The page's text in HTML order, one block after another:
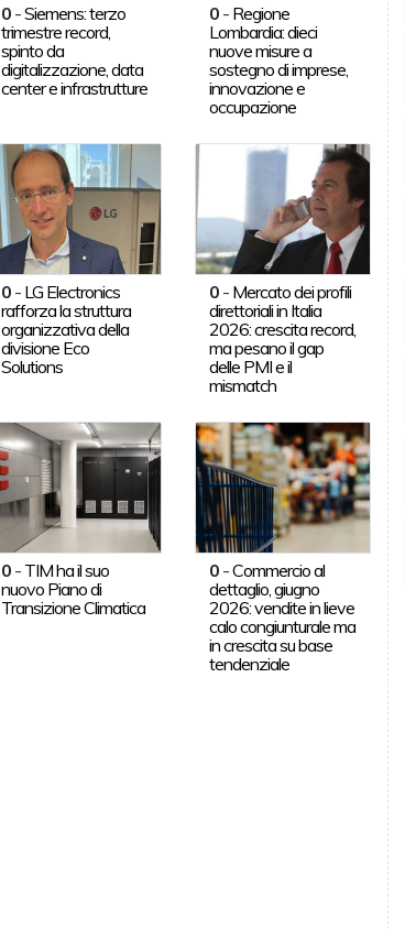
0-Siemens: terzo
trimestre record,
spinto da
digitalizzazione, data
center e infrastrutture
0 - Regione
Lombardia: dieci
nuove misure a
sostegno di imprese,
innovazione e
occupazione
0- LG Electronics
rafforza la struttura
organizzativa della
divisione Eco
Solutions
0 - Mercato dei profili
direttoriali in Italia
2026: crescita record,
ma pesano il gap
delle PMI e il
mismatch
0- TIM ha il suo
nuovo Piano di
Transizione Climatica
0 -Commercio al
dettaglio, giugno
2026: vendite in lieve
calo congiunturale ma
in crescita su base
tendenziale